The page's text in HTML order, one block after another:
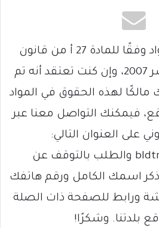
يتم الاستخدام المواد وفقًا للمادة 27 أ من قانون
حقوق التأليف والنشر 2007، وإن كنت تعتقد أنه تم
لهذه الحقوق في المواد
فيمكنك التواصل معنا عبر
على العنوان التالي:
bldtna3@gmail.com والطلب بالتوقف عن
ذكر اسمك الكامل ورقم هاتفك
ورابط للصفحة ذات الصلة
بلدتنا. وشكرًا!